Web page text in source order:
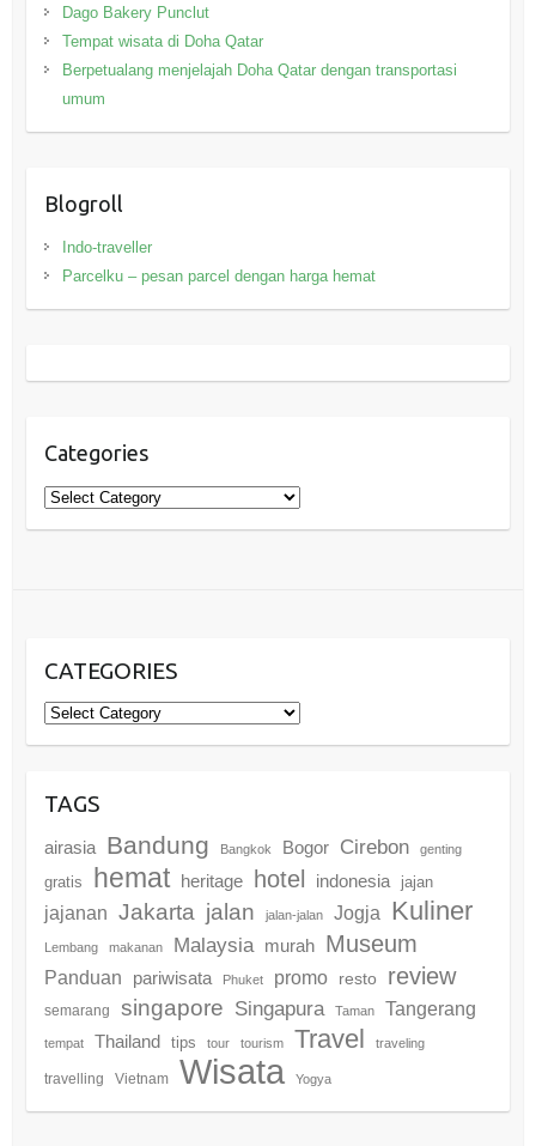
Dago Bakery Punclut
Tempat wisata di Doha Qatar
Berpetualang menjelajah Doha Qatar dengan transportasi
umum
Blogroll
Indo-traveller
Parcelku – pesan parcel dengan harga hemat
Categories
Categories
CATEGORIES
Categories
TAGS
airasia Bandung Bangkok Bogor Cirebon genting
gratis hemat heritage hotel indonesia jajan
jajanan Jakarta jalan jalan-jalan Jogja Kuliner
Lembang makanan Malaysia murah Museum
Panduan pariwisata Phuket promo resto review
semarang singapore Singapura Taman Tangerang
tempat Thailand tips tour tourism Travel traveling
travelling Vietnam Wisata Yogya